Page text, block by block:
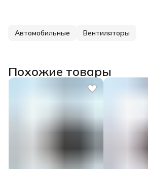
Автомобильные Вентиляторы
Похожие товары